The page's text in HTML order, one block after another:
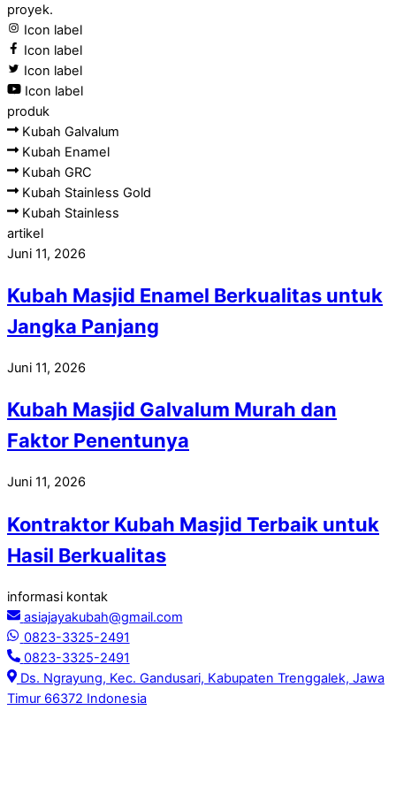
proyek.
Icon label
Icon label
Icon label
Icon label
produk
Kubah Galvalum
Kubah Enamel
Kubah GRC
Kubah Stainless Gold
Kubah Stainless
artikel
Juni 11, 2026
Kubah Masjid Enamel Berkualitas untuk
Jangka Panjang
Juni 11, 2026
Kubah Masjid Galvalum Murah dan
Faktor Penentunya
Juni 11, 2026
Kontraktor Kubah Masjid Terbaik untuk
Hasil Berkualitas
informasi kontak
asiajayakubah@gmail.com
0823-3325-2491
0823-3325-2491
Ds. Ngrayung, Kec. Gandusari, Kabupaten Trenggalek, Jawa
Timur 66372 Indonesia